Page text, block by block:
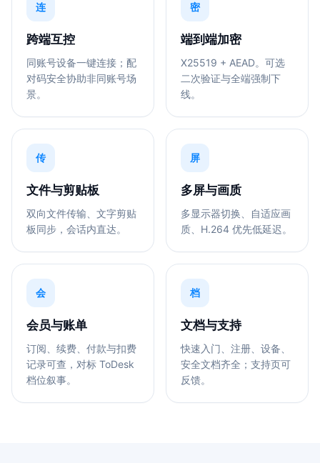
连
跨端互控
同账号设备一键连接；配
对码安全协助非同账号场
景。
密
端到端加密
X25519 + AEAD。可选
二次验证与全端强制下
线。
传
文件与剪贴板
双向文件传输、文字剪贴
板同步，会话内直达。
屏
多屏与画质
多显示器切换、自适应画
质、H.264 优先低延迟。
会
会员与账单
订阅、续费、付款与扣费
记录可查，对标 ToDesk
档位叙事。
档
文档与支持
快速入门、注册、设备、
安全文档齐全；支持页可
反馈。